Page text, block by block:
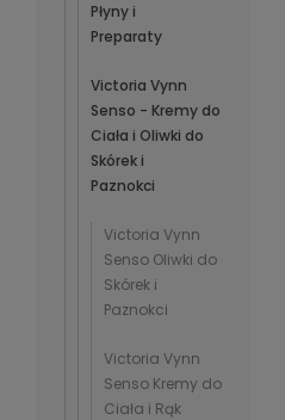
Płyny i
Preparaty
Victoria Vynn
Senso - Kremy do
Ciała i Oliwki do
Skórek i
Paznokci
Victoria Vynn
Senso Oliwki do
Skórek i
Paznokci
Victoria Vynn
Senso Kremy do
Ciała i Rąk